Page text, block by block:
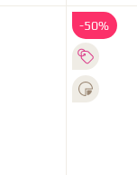
-50%